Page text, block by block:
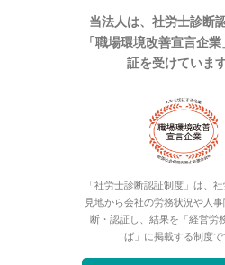
当法人は、社労士診断
「職場環境改善宣言企
証を受けています
「社労士診断認証制度」は、
見地から会社の労務状況や人
断・認証し、結果を「経営労
ば」に掲載する制度で